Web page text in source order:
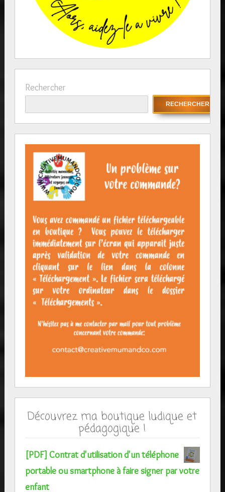
Rechercher
RECHERCHER
Découvrez ma boutique ludique et
pédagogique !
[PDF] Contrat d'utilisation d'un téléphone
portable ou smartphone à faire signer par votre
enfant